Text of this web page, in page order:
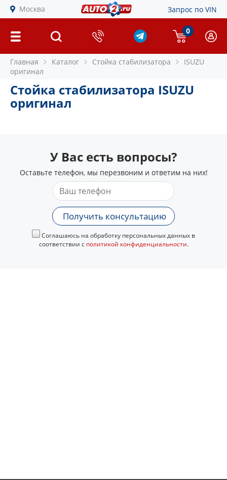
Москва Запрос по VIN
0
Главная Каталог Стойка стабилизатора
ISUZU
оригинал
Стойка стабилизатора ISUZU
оригинал
У Вас есть вопросы?
Оставьте телефон, мы перезвоним и ответим на них!
Получить консультацию
Соглашаюсь на обработку персональных данных в
соответствии с политикой конфиденциальности.